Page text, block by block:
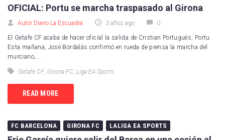
OFICIAL: Portu se marcha traspasado al Girona
Autor Diario La Escuadra 3 años ago 0
El Getafe CF acaba de hacer oficial la salida de Cristian Portugués, Portu.
Esta mañana, José Bordalás confirmó en rueda de prensa la marcha del
murciano,...
Getafe CF Girona FC Liga EA Sports
READ MORE
FC BARCELONA GIRONA FC LALIGA EA SPORTS